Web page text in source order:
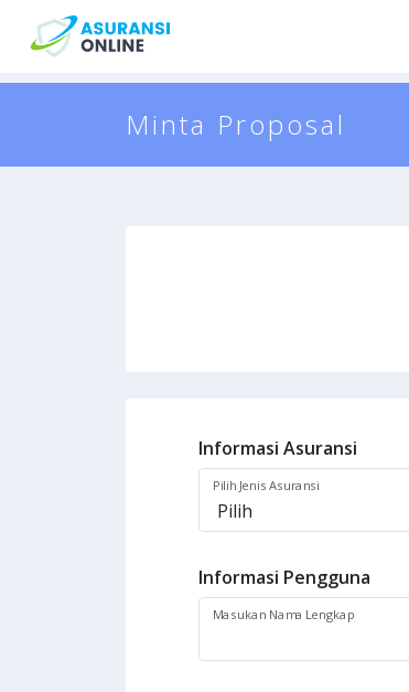
Minta Proposal
Informasi Asuransi
Pilih Jenis Asuransi
Informasi Pengguna
Masukan Nama Lengkap